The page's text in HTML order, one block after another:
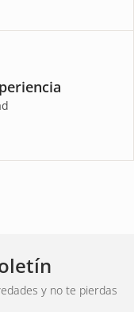
y no te pierdas